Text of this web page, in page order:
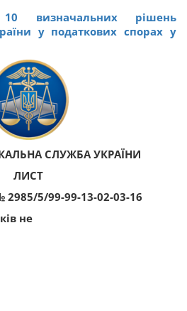
10 визначальних рішень
у податкових спорах у
СЛУЖБА УКРАЇНИ
ЛИСТ
2985/5/99-99-13-02-03-16
не